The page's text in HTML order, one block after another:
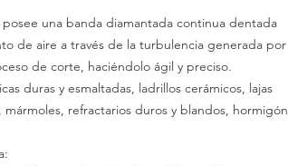
una banda diamantada continua dentada
de aire a través de la turbulencia generada por
de corte, haciéndolo ágil y preciso.
duras y esmaltadas, ladrillos cerámicos, lajas
mármoles, refractarios duros y blandos, hormigón